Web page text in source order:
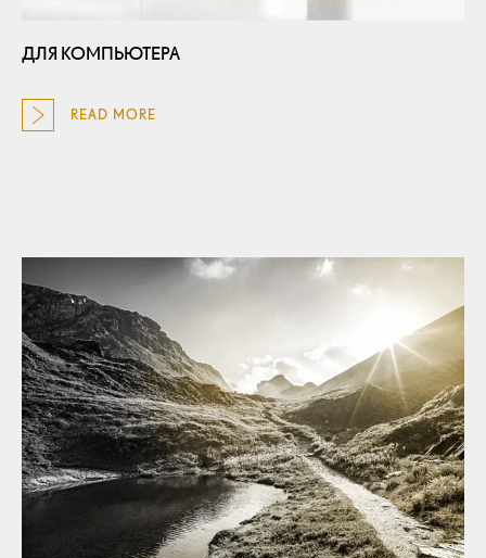
ДЛЯ КОМПЬЮТЕРА
READ MORE